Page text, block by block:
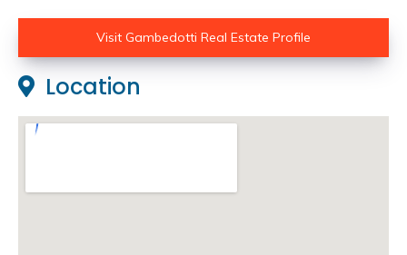
Visit Gambedotti Real Estate Profile
Location